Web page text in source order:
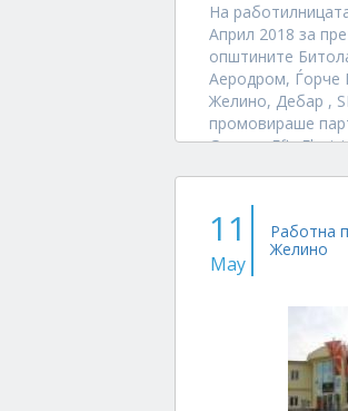
На
Април 2018 за
општините
Аеродром, Ѓорче
Желино, Дебар ,
промовираше
Group и Efix
11
May
Работна
Желино